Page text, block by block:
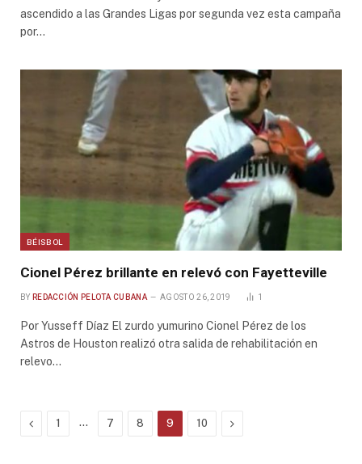
ascendido a las Grandes Ligas por segunda vez esta campaña
por…
BÉISBOL
Cionel Pérez brillante en relevó con Fayetteville
BY REDACCIÓN PELOTA CUBANA AGOSTO 26, 2019 1
Por Yusseff Díaz El zurdo yumurino Cionel Pérez de los
Astros de Houston realizó otra salida de rehabilitación en
relevo…
Previous
1 … 7 8 9 10 Next